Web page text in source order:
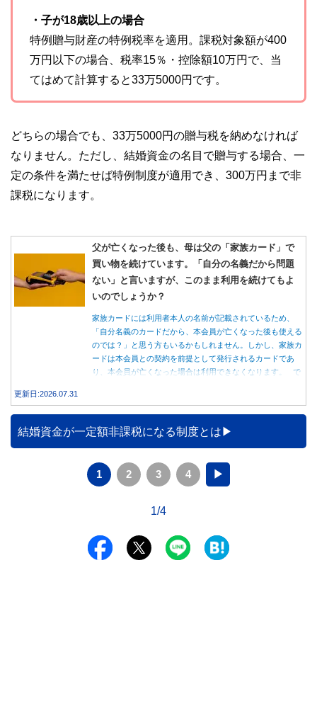
・子が18歳以上の場合
特例贈与財産の特例税率を適用。課税対象額が400
万円以下の場合、税率15％・控除額10万円で、当
てはめて計算すると33万5000円です。
どちらの場合でも、33万5000円の贈与税を納めなければ
なりません。ただし、結婚資金の名目で贈与する場合、一
定の条件を満たせば特例制度が適用でき、300万円まで非
課税になります。
父が亡くなった後も、母は父の「家族カード」で
買い物を続けています。「自分の名義だから問題
ない」と言いますが、このまま利用を続けてもよ
いのでしょうか？
家族カードには利用者本人の名前が記載されているため、
「自分名義のカードだから、本会員が亡くなった後も使える
のでは？」と思う方もいるかもしれません。しかし、家族カ
ードは本会員との契約を前提として発行されるカードであ
り、本会員が亡くなった場合は利用できなくなります。 で
族が行うべき手続きについて分かりやすく解説します。
更新日:2026.07.31
結婚資金が一定額非課税になる制度とは
1 2 3 4 ▶
1/4